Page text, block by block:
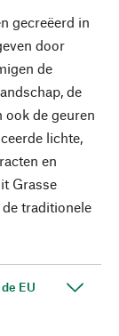
gecreëerd in
door
de
de
ook de geuren
lichte,
en
Grasse
traditionele
EU